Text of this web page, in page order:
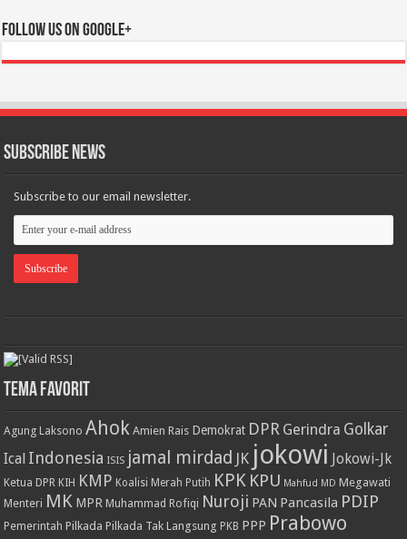
Follow us on Google+
Subscribe News
Subscribe to our email newsletter.
Tema Favorit
Agung Laksono Ahok Amien Rais Demokrat DPR Gerindra Golkar
Ical Indonesia ISIS jamal mirdad JK jokowi Jokowi-Jk
Ketua DPR KIH KMP Koalisi Merah Putih KPK KPU Mahfud MD Megawati
Menteri MK MPR Muhammad Rofiqi Nuroji PAN Pancasila PDIP
Pemerintah Pilkada Pilkada Tak Langsung PKB PPP Prabowo